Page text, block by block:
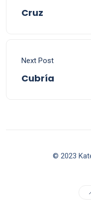
Cruz
Next Post
Cubría
© 2023